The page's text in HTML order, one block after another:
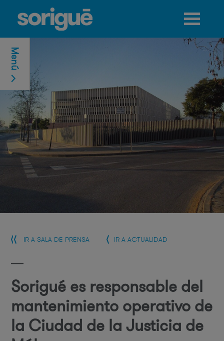
Jump to navigation
IR A SALA DE PRENSA IR A ACTUALIDAD
Sorigué es responsable del
mantenimiento operativo de
la Ciudad de la Justicia de
Menú